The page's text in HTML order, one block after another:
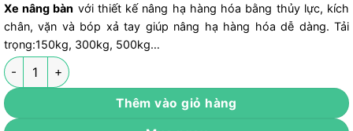
Xe nâng bàn với thiết kế nâng hạ hàng hóa bằng thủy lực, kích
chân, vặn và bóp xả tay giúp nâng hạ hàng hóa dễ dàng. Tải
trọng:150kg, 300kg, 500kg…
Xe nâng bàn tải trọng 1tấn HFT-003 số lượng
Thêm vào giỏ hàng